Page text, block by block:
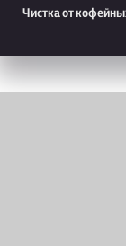
Чистка от